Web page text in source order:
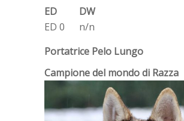
ED
ED 0
DW
n/n
Portatrice Pelo Lungo
Campione del mondo di Razza